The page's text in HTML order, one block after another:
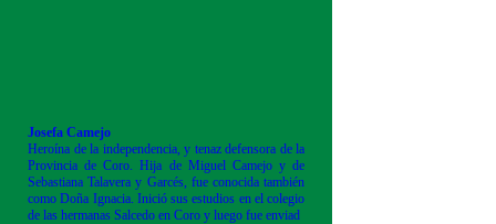
Josefa Camejo
Heroína de la independencia, y tenaz defensora de la
Provincia de Coro. Hija de Miguel Camejo y de
Sebastiana Talavera y Garcés, fue conocida también
como Doña Ignacia. Inició sus estudios en el colegio
de las hermanas Salcedo en Coro y luego fue enviad